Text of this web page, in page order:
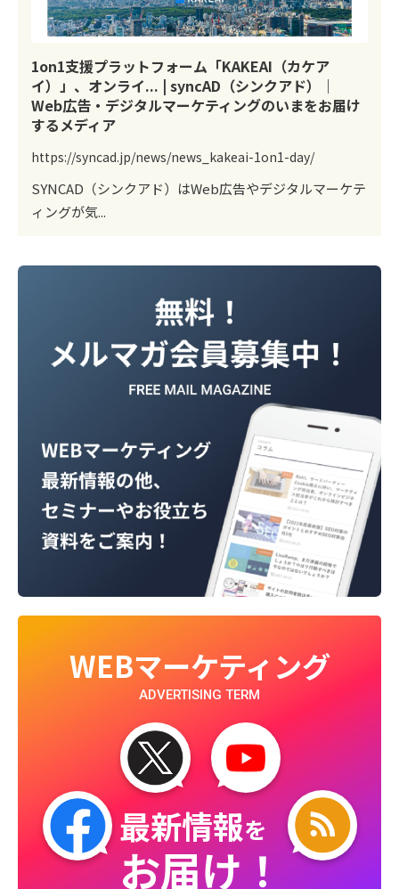
1on1支援プラットフォーム「KAKEAI（カケア
イ）」、オンライ... | syncAD（シンクアド）｜
Web広告・デジタルマーケティングのいまをお届け
するメディア
https://syncad.jp/news/news_kakeai-1on1-day/
SYNCAD（シンクアド）はWeb広告やデジタルマーケテ
ィングが気...
WEBマーケティング
ADVERTISING TERM
最新情報を
お届け！